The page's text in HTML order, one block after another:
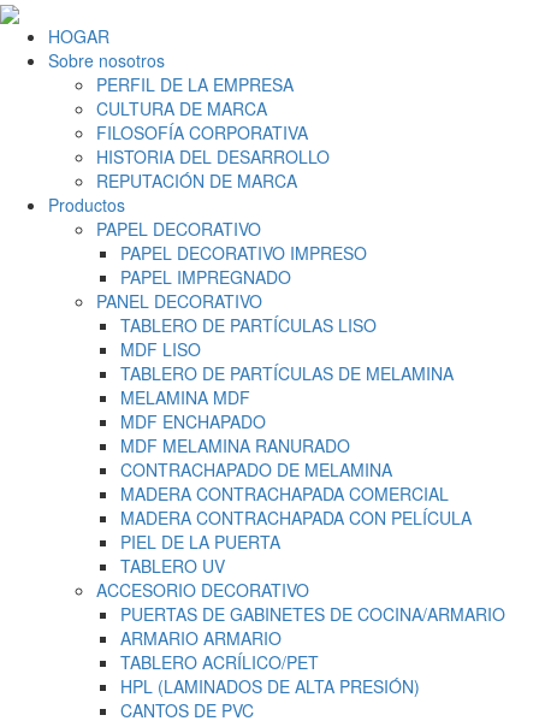
HOGAR
Sobre nosotros
PERFIL DE LA EMPRESA
CULTURA DE MARCA
FILOSOFÍA CORPORATIVA
HISTORIA DEL DESARROLLO
REPUTACIÓN DE MARCA
Productos
PAPEL DECORATIVO
PAPEL DECORATIVO IMPRESO
PAPEL IMPREGNADO
PANEL DECORATIVO
TABLERO DE PARTÍCULAS LISO
MDF LISO
TABLERO DE PARTÍCULAS DE MELAMINA
MELAMINA MDF
MDF ENCHAPADO
MDF MELAMINA RANURADO
CONTRACHAPADO DE MELAMINA
MADERA CONTRACHAPADA COMERCIAL
MADERA CONTRACHAPADA CON PELÍCULA
PIEL DE LA PUERTA
TABLERO UV
ACCESORIO DECORATIVO
PUERTAS DE GABINETES DE COCINA/ARMARIO
ARMARIO ARMARIO
TABLERO ACRÍLICO/PET
HPL (LAMINADOS DE ALTA PRESIÓN)
CANTOS DE PVC